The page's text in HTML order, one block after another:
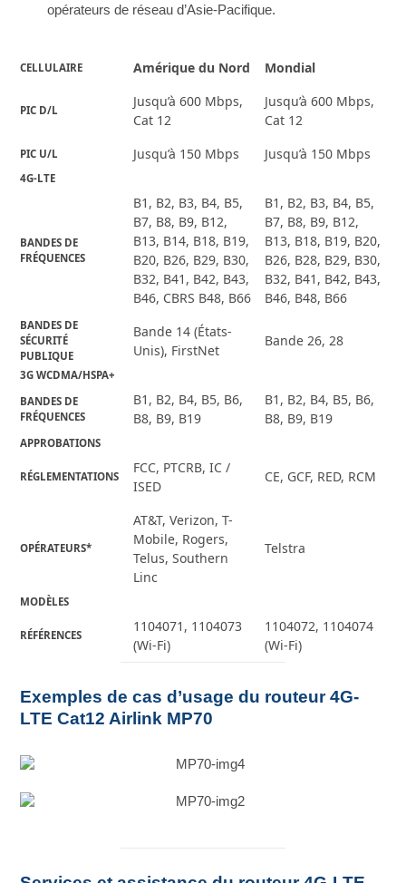
opérateurs de réseau d’Asie-Pacifique.
CELLULAIRE Amérique du Nord Mondial
PIC D/L
Jusqu’à 600 Mbps,
Cat 12
Jusqu’à 600 Mbps,
Cat 12
PIC U/L Jusqu’à 150 Mbps Jusqu’à 150 Mbps
4G-LTE
BANDES DE
FRÉQUENCES
B1, B2, B3, B4, B5,
B7, B8, B9, B12,
B13, B14, B18, B19,
B20, B26, B29, B30,
B32, B41, B42, B43,
B46, CBRS B48, B66
B1, B2, B3, B4, B5,
B7, B8, B9, B12,
B13, B18, B19, B20,
B26, B28, B29, B30,
B32, B41, B42, B43,
B46, B48, B66
BANDES DE
SÉCURITÉ
PUBLIQUE
Bande 14 (États-
Unis), FirstNet
Bande 26, 28
3G WCDMA/HSPA+
BANDES DE
FRÉQUENCES
B1, B2, B4, B5, B6,
B8, B9, B19
B1, B2, B4, B5, B6,
B8, B9, B19
APPROBATIONS
RÉGLEMENTATIONS
FCC, PTCRB, IC /
ISED
CE, GCF, RED, RCM
OPÉRATEURS*
AT&T, Verizon, T-
Mobile, Rogers,
Telus, Southern
Linc
Telstra
MODÈLES
RÉFÉRENCES
1104071, 1104073
(Wi-Fi)
1104072, 1104074
(Wi-Fi)
Exemples de cas d’usage du routeur 4G-
LTE Cat12 Airlink MP70